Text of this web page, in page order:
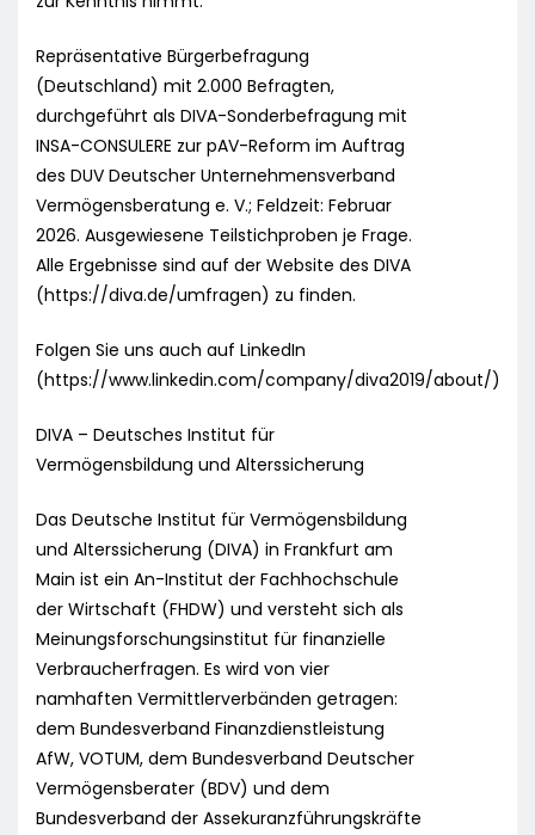
Repräsentative Bürgerbefragung
(Deutschland) mit 2.000 Befragten,
durchgeführt als DIVA-Sonderbefragung mit
INSA-CONSULERE zur pAV-Reform im Auftrag
des DUV Deutscher Unternehmensverband
Vermögensberatung e. V.; Feldzeit: Februar
2026. Ausgewiesene Teilstichproben je Frage.
Alle Ergebnisse sind auf der Website des DIVA
(https://diva.de/umfragen) zu finden.
Folgen Sie uns auch auf LinkedIn
(https://www.linkedin.com/company/diva2019/about/)
DIVA – Deutsches Institut für
Vermögensbildung und Alterssicherung
Das Deutsche Institut für Vermögensbildung
und Alterssicherung (DIVA) in Frankfurt am
Main ist ein An-Institut der Fachhochschule
der Wirtschaft (FHDW) und versteht sich als
Meinungsforschungsinstitut für finanzielle
Verbraucherfragen. Es wird von vier
namhaften Vermittlerverbänden getragen:
dem Bundesverband Finanzdienstleistung
AfW, VOTUM, dem Bundesverband Deutscher
Vermögensberater (BDV) und dem
Bundesverband der Assekuranzführungskräfte